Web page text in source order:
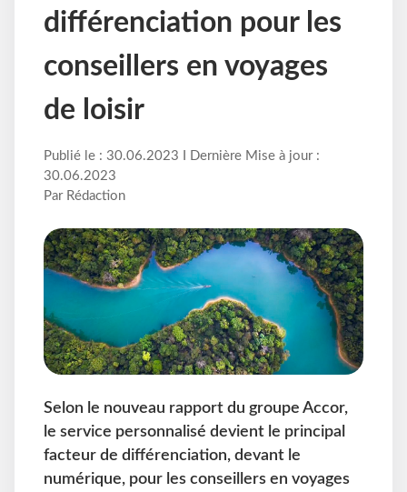
différenciation pour les
conseillers en voyages
de loisir
Publié le : 30.06.2023 I Dernière Mise à jour :
30.06.2023
Par Rédaction
Selon le nouveau rapport du groupe Accor,
le service personnalisé devient le principal
facteur de différenciation, devant le
numérique, pour les conseillers en voyages